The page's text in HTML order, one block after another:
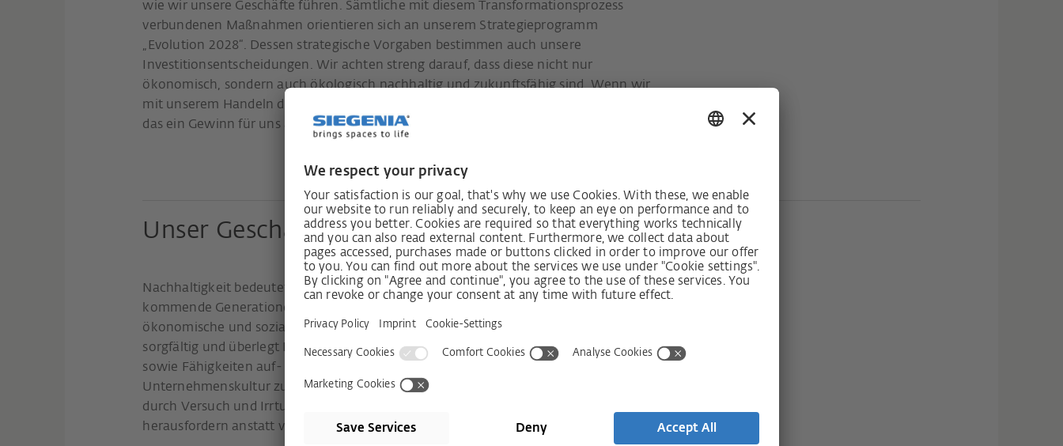
wie wir unsere Geschäfte führen. Sämtliche mit diesem Transformationsprozess
verbundenen Maßnahmen orientieren sich an unserem Strategieprogramm
„Evolution 2028“. Dessen strategische Vorgaben bestimmen auch unsere
Investitionsentscheidungen. Wir achten streng darauf, dass diese nicht nur
ökonomisch, sondern auch ökologisch nachhaltig und zukunftsfähig sind. Wenn wir
mit unserem Handeln darüber hinaus auch noch zum Vorbild für andere werden, ist
das ein Gewinn für uns alle und für die Umwelt.
Unser Geschäftsmodell
Nachhaltigkeit bedeutet – im Grundsatz – so verantwortungsvoll zu handeln, dass
kommende Generationen mindestens die gleichen oder sogar bessere ökologische,
ökonomische und soziale Voraussetzungen haben. Es geht nicht nur darum,
sorgfältig und überlegt Investitionsentscheidungen in neue Technologien zu treffen
sowie Fähigkeiten auf- und auszubauen. Es geht auch darum, eine
Unternehmenskultur zu schaffen, die zu Innovationen ermutigt, die das Lernen
durch Versuch und Irrtum fördert wie fordert und die sich von Rückschlägen
herausfordern anstatt verunsichern lässt.